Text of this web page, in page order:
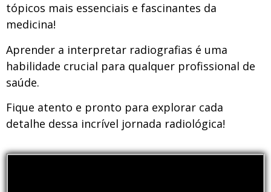
tópicos mais essenciais e fascinantes da
medicina!
Aprender a interpretar radiografias é uma
habilidade crucial para qualquer profissional de
saúde.
Fique atento e pronto para explorar cada
detalhe dessa incrível jornada radiológica!